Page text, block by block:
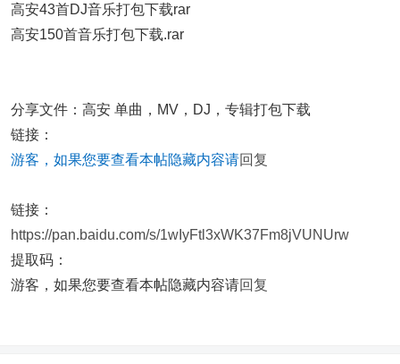
高安43首DJ音乐打包下载rar
高安150首音乐打包下载.rar
分享文件：高安 单曲，MV，DJ，专辑打包下载
链接：
游客，如果您要查看本帖隐藏内容请回复
链接：
https://pan.baidu.com/s/1wIyFtl3xWK37Fm8jVUNUrw
提取码：
游客，如果您要查看本帖隐藏内容请回复